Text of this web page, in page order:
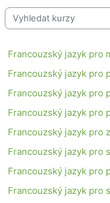
Vyhledat kurzy
Francouzský jazyk pro
Francouzský jazyk pro
Francouzský jazyk pro
Francouzský jazyk pro
Francouzský jazyk pro
Francouzský jazyk pro
Francouzský jazyk pro
Francouzský jazyk pro